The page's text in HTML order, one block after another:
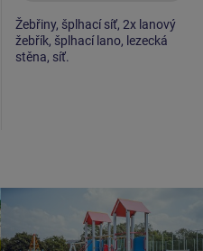
Žebřiny, šplhací síť, 2x lanový
žebřík, šplhací lano, lezecká
stěna, síť.